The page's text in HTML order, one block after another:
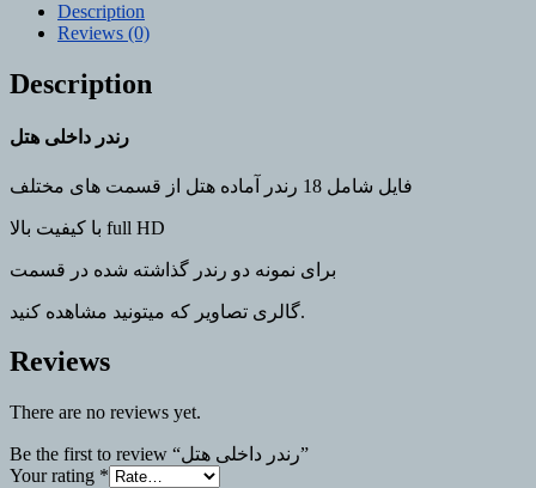
Description
Reviews (0)
Description
رندر داخلی هتل
فایل شامل 18 رندر آماده هتل از قسمت های مختلف
با کیفیت بالا full HD
برای نمونه دو رندر گذاشته شده در قسمت
گالری تصاویر که میتونید مشاهده کنید.
Reviews
There are no reviews yet.
Be the first to review “رندر داخلی هتل”
Your rating *